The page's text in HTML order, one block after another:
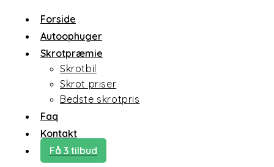
Forside
Autoophuger
Skrotpræmie
Skrotbil
Skrot priser
Bedste skrotpris
Faq
Kontakt
Få 3 tilbud